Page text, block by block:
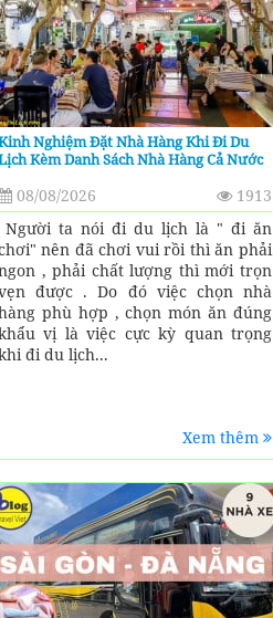
Nghiệm Đặt Nhà Hàng Khi Đi Du
Kèm Danh Sách Nhà Hàng Cả Nước
08/08/2026
1913
Người ta nói đi du lịch là " đi ăn
nên đã chơi vui rồi thì ăn phải
, phải chất lượng thì mới trọn
được . Do đó việc chọn nhà
phù hợp , chọn món ăn đúng
vị là việc cực kỳ quan trọng
đi du lịch...
Xem thêm